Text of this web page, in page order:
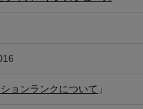
ョンランクについて 」